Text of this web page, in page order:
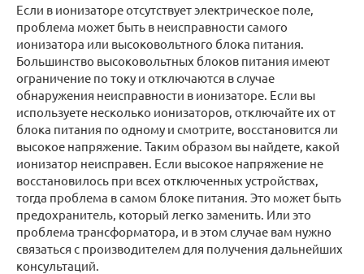
Если в ионизаторе отсутствует электрическое поле,
проблема может быть в неисправности самого
ионизатора или высоковольтного блока питания.
Большинство высоковольтных блоков питания имеют
ограничение по току и отключаются в случае
обнаружения неисправности в ионизаторе. Если вы
используете несколько ионизаторов, отключайте их от
блока питания по одному и смотрите, восстановится ли
высокое напряжение. Таким образом вы найдете, какой
ионизатор неисправен. Если высокое напряжение не
восстановилось при всех отключенных устройствах,
тогда проблема в самом блоке питания. Это может быть
предохранитель, который легко заменить. Или это
проблема трансформатора, и в этом случае вам нужно
связаться с производителем для получения дальнейших
консультаций.